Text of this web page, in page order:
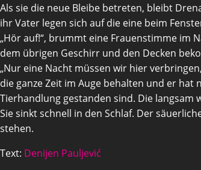
Als sie die neue Bleibe betreten, bleibt
ihr Vater legen sich auf die eine beim
„Hör auf!“, brummt eine Frauenstimme im
dem übrigen Geschirr und den Decken
„Nur eine Nacht müssen wir hier
die ganze Zeit im Auge behalten und er
Tierhandlung gestanden sind. Die langsam
Sie sinkt schnell in den Schlaf. Der
stehen.
Text: Denijen Pauljević